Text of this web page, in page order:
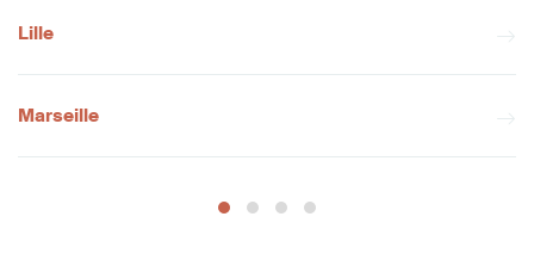
Lille
Marseille